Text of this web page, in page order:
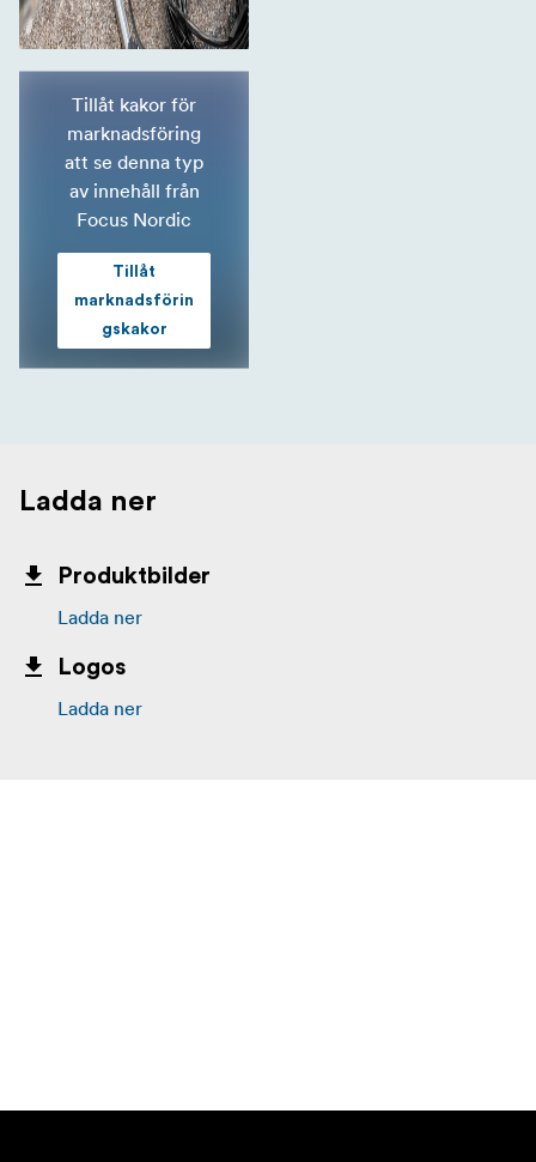
Tillåt kakor för
marknadsföring
att se denna typ
av innehåll från
Focus Nordic
Tillåt
marknadsförin
gskakor
Ladda ner
Produktbilder
Ladda ner
Logos
Ladda ner